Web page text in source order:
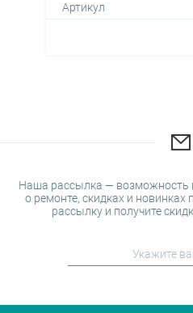
Артикул
Наша рассылка — возможность
о ремонте, скидках и
рассылку и получите